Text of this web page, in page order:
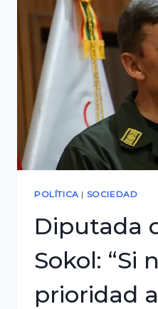
Paz
por
dejar
a
una
sola
mujer
Ejecutivo
POLÍTICA | SOCIEDAD
Diputada
Sokol: “Si
prioridad